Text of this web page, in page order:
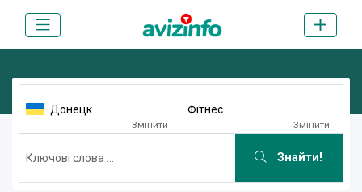
Донецк
Змінити
Фітнес
Змінити
Знайти!